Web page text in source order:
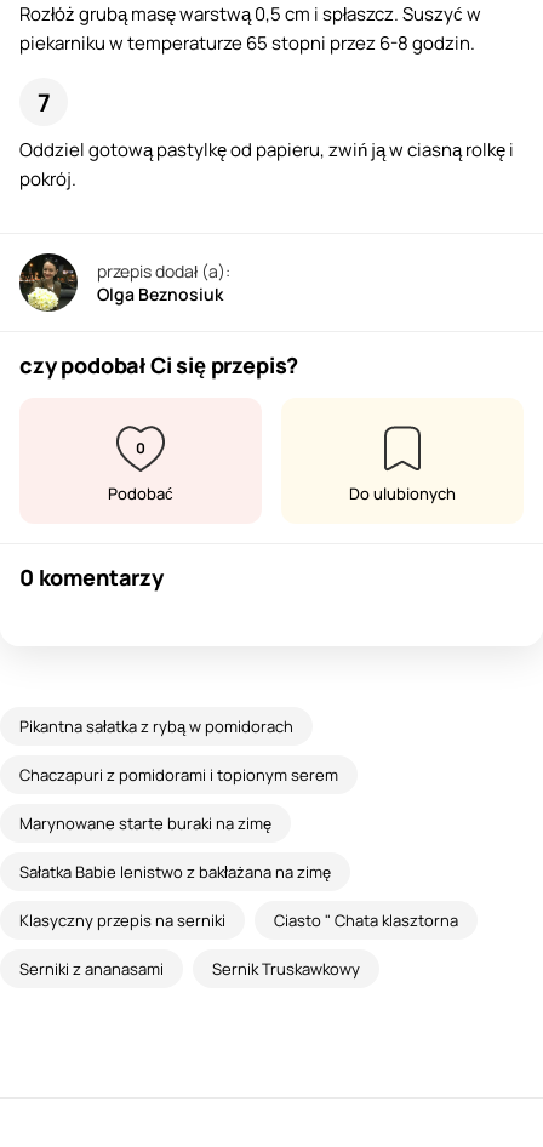
Rozłóż grubą masę warstwą 0,5 cm i spłaszcz. Suszyć w
piekarniku w temperaturze 65 stopni przez 6-8 godzin.
Oddziel gotową pastylkę od papieru, zwiń ją w ciasną rolkę i
pokrój.
przepis dodał (a):
Olga Beznosiuk
czy podobał Ci się przepis?
0
Podobać Do ulubionych
0 komentarzy
Pikantna sałatka z rybą w pomidorach
Chaczapuri z pomidorami i topionym serem
Marynowane starte buraki na zimę
Sałatka Babie lenistwo z bakłażana na zimę
Klasyczny przepis na serniki Ciasto " Chata klasztorna
Serniki z ananasami Sernik Truskawkowy